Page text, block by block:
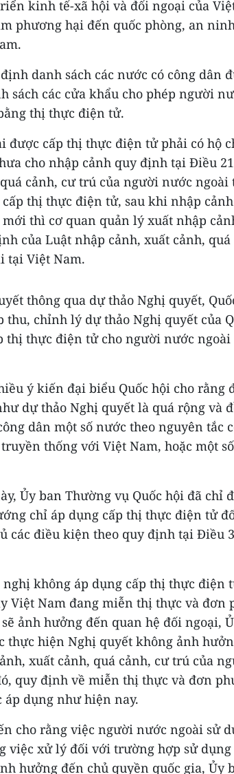
kinh tế-xã hội và đối ngoại của
phương hại đến quốc phòng, an
danh sách các nước có công dân
sách các cửa khẩu cho phép người
thị thực điện tử.
được cấp thị thực điện tử phải có hộ
cho nhập cảnh quy định tại Điều
cảnh, cư trú của người nước
thị thực điện tử, sau khi nhập
thì cơ quan quản lý xuất nhập
của Luật nhập cảnh, xuất cảnh,
tại Việt Nam.
thông qua dự thảo Nghị quyết,
thu, chỉnh lý dự thảo Nghị quyết của
thị thực điện tử cho người nước ngoài
ý kiến đại biểu Quốc hội cho rằng
dự thảo Nghị quyết là quá rộng và
dân một số nước theo nguyên tắc
thống với Việt Nam, hoặc một
Ủy ban Thường vụ Quốc hội đã chỉ
chỉ áp dụng cấp thị thực điện tử
các điều kiện theo quy định tại Điều
không áp dụng cấp thị thực điện
Việt Nam đang miễn thị thực và đơn
ảnh hưởng đến quan hệ đối ngoại,
thực hiện Nghị quyết không ảnh
xuất cảnh, quá cảnh, cư trú của
quy định về miễn thị thực và đơn
dụng như hiện nay.
cho rằng việc người nước ngoài sử
việc xử lý đối với trường hợp sử
hưởng đến chủ quyền quốc gia, Ủy